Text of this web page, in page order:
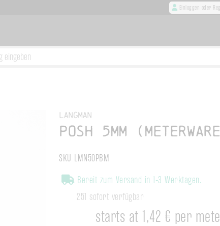
Einloggen oder
Langman
POSH 5mm
SKU LMN50PBM
Bereit zum Versand in 1-3 Werktagen.
251 sofort verfügbar
starts at 1,42 € per